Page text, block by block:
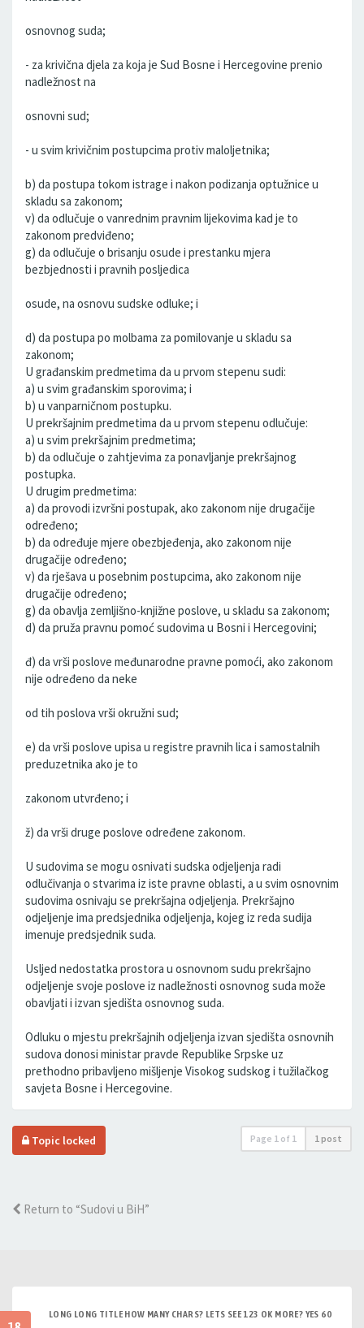
osnovnog suda;
- za krivična djela za koja je Sud Bosne i Hercegovine prenio
nadležnost na
osnovni sud;
- u svim krivičnim postupcima protiv maloljetnika;
b) da postupa tokom istrage i nakon podizanja optužnice u
skladu sa zakonom;
v) da odlučuje o vanrednim pravnim lijekovima kad je to
zakonom predviđeno;
g) da odlučuje o brisanju osude i prestanku mjera
bezbjednosti i pravnih posljedica
osude, na osnovu sudske odluke; i
d) da postupa po molbama za pomilovanje u skladu sa
zakonom;
U građanskim predmetima da u prvom stepenu sudi:
a) u svim građanskim sporovima; i
b) u vanparničnom postupku.
U prekršajnim predmetima da u prvom stepenu odlučuje:
a) u svim prekršajnim predmetima;
b) da odlučuje o zahtjevima za ponavljanje prekršajnog
postupka.
U drugim predmetima:
a) da provodi izvršni postupak, ako zakonom nije drugačije
određeno;
b) da određuje mjere obezbjeđenja, ako zakonom nije
drugačije određeno;
v) da rješava u posebnim postupcima, ako zakonom nije
drugačije određeno;
g) da obavlja zemljišno-knjižne poslove, u skladu sa zakonom;
d) da pruža pravnu pomoć sudovima u Bosni i Hercegovini;
đ) da vrši poslove međunarodne pravne pomoći, ako zakonom
nije određeno da neke
od tih poslova vrši okružni sud;
e) da vrši poslove upisa u registre pravnih lica i samostalnih
preduzetnika ako je to
zakonom utvrđeno; i
ž) da vrši druge poslove određene zakonom.
U sudovima se mogu osnivati sudska odjeljenja radi
odlučivanja o stvarima iz iste pravne oblasti, a u svim osnovnim
sudovima osnivaju se prekršajna odjeljenja. Prekršajno
odjeljenje ima predsjednika odjeljenja, kojeg iz reda sudija
imenuje predsjednik suda.
Usljed nedostatka prostora u osnovnom sudu prekršajno
odjeljenje svoje poslove iz nadležnosti osnovnog suda može
obavljati i izvan sjedišta osnovnog suda.
Odluku o mjestu prekršajnih odjeljenja izvan sjedišta osnovnih
sudova donosi ministar pravde Republike Srpske uz
prethodno pribavljeno mišljenje Visokog sudskog i tužilačkog
savjeta Bosne i Hercegovine.
Topic locked Page 1 of 1 1 post
Return to “Sudovi u BiH”
LONG LONG TITLE HOW MANY CHARS? LETS SEE 123 OK MORE? YES 60